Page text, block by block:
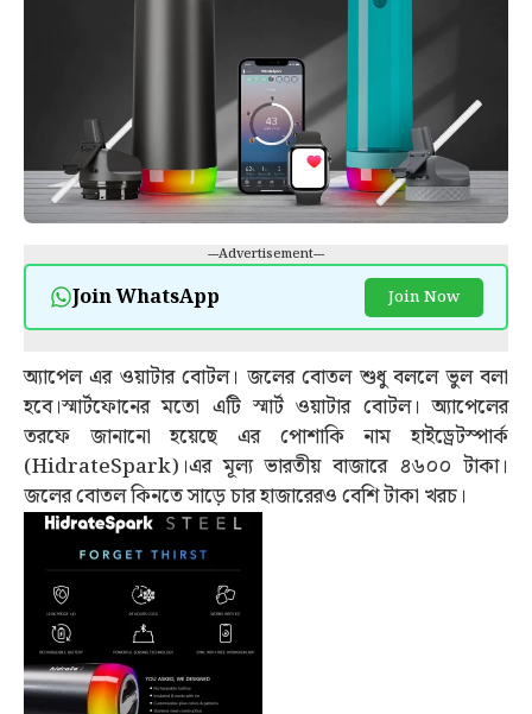
---Advertisement---
Join WhatsApp Join Now
অ্যাপেল এর ওয়াটার বোটল। জলের বোতল শুধু বললে ভুল বলা
হবে।স্মার্টফোনের মতো এটি স্মার্ট ওয়াটার বোটল। অ্যাপেলের
তরফে জানানো হয়েছে এর পোশাকি নাম হাইড্রেটস্পার্ক
(HidrateSpark)।এর মূল্য ভারতীয় বাজারে ৪৬০০ টাকা।
জলের বোতল কিনতে সাড়ে চার হাজারেরও বেশি টাকা খরচ।